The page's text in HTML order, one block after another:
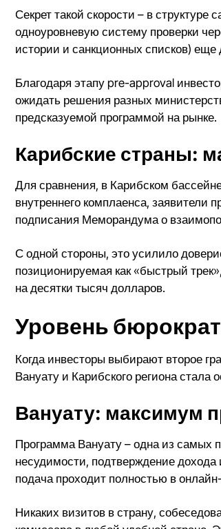
Секрет такой скорости – в
одноуровневую систему проверки
истории и санкционных списков)
Благодаря этапу pre-approval
ожидать решения разных
предсказуемой программой на рынке.
Карибские страны:
Для сравнения, в Карибском
внутреннего комплаенса, заявители
подписания Меморандума о
С одной стороны, это усилило
позиционируемая как «быстрый
на десятки тысяч долларов.
Уровень
Когда инвесторы выбирают второе
Вануату и Карибского региона
Вануату: максимум
Программа Вануату – одна из самых
несудимости, подтверждение
подача проходит полностью в
Никаких визитов в страну,